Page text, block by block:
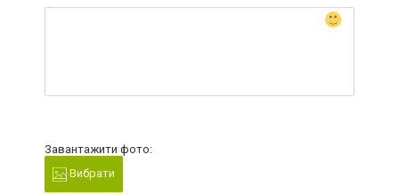
Завантажити фото:
Вибрати